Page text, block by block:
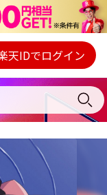
プレイヤー
内容の確認・変更
天IDでログイン